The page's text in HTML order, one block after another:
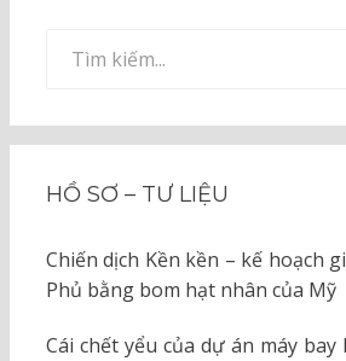
kiếm
HỒ SƠ – TƯ LIỆU
Chiến dịch Kền kền – kế hoạch
Phủ bằng bom hạt nhân của Mỹ
Cái chết yểu của dự án máy